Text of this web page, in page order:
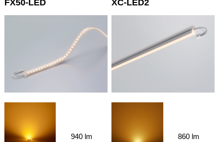
FX50-LED
940 lm
XC-LED2
860 lm